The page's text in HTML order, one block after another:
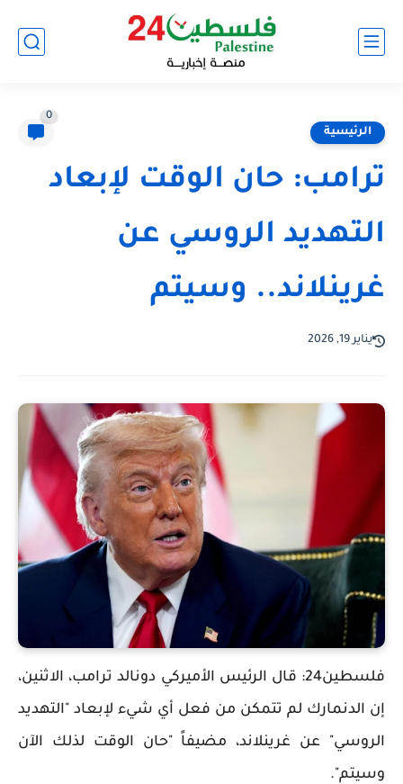
الرئيسية
0
ترامب: حان الوقت لإبعاد
التهديد الروسي عن
غرينلاند.. وسيتم
يناير 19, 2026
فلسطين24: قال الرئيس الأميركي دونالد ترامب، الاثنين،
إن الدنمارك لم تتمكن من فعل أي شيء ⁠لإبعاد "التهديد
الروسي" عن غرينلاند، مضيفاً "حان الوقت لذلك الآن
وسيتم".